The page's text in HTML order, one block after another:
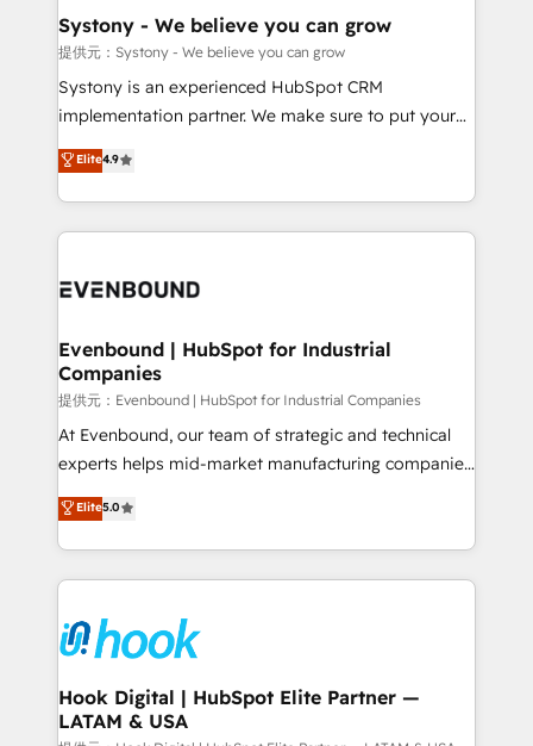
Agent Creation 🔄 Custom Integrations & Data
Migration Why 1406 We become part of your team.
Your team learns while we build. We fix what others
broke. Built for mid-market reality—practical
constraints. By the Numbers 🏆 Top 1% of all
HubSpot partners 🔄 Top 5% globally in client
and sales ops at mid-market companies ready to
Systony - We believe you can grow
提供元：Systony - We believe you can grow
Systony is an experienced HubSpot CRM
implementation partner. We make sure to put your
organization's needs and goals first and think along
with your organization. We are only satisfied once
you are too. Why Systony? - 20+ years of
experience with CRM, Marketing, Sales & Service
Own back-end developers - Complex data
View, SuperOffice) - Custom integrations (e.g. MS
Business Central, Navision, AX, SAP, Exact, AFAS) We
focus on growing B2B companies in the SME sector
such as manufacturing, SaaS, business services and
wholesaler companies. As an experienced HubSpot
That's why we have developed a step-by-step
implementation process that focuses on user
strive for optimal customer processes and
experiences. Systony – We believe you can grow!
Elite4.9
Evenbound | HubSpot for Industrial
Companies
提供元：Evenbound | HubSpot for Industrial Companies
At Evenbound, our team of strategic and technical
experts helps mid-market manufacturing companies
achieve real growth. We specialize in delivering
tailored solutions that drive results by leveraging
HubSpot’s platform and data to fuel success.
Technical Solutions: - HubSpot Technical Consulting -
Onboarding - Data Migration & Integrations -
Technical Audit & Optimization Strategic Solutions: -
Revenue Operations - Inbound Marketing -
Outbound Marketing - HubSpot CMS Website
Elite5.0
Hook Digital | HubSpot Elite Partner —
LATAM & USA